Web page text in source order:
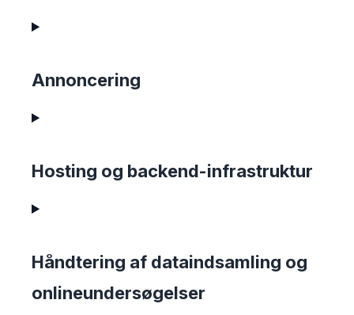
Annoncering
Hosting og backend-infrastruktur
Håndtering af dataindsamling og
onlineundersøgelser